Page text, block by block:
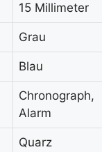
15 Millimeter
Grau
Blau
Chronograph,
Alarm
Quarz